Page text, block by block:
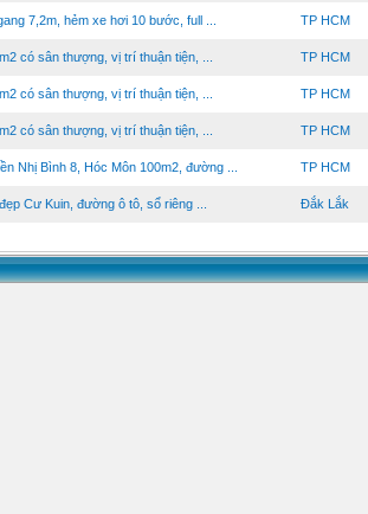
7,2m, hẻm xe hơi 10 bước, full ... TP HCM
có sân thượng, vị trí thuận tiện, ... TP HCM
có sân thượng, vị trí thuận tiện, ... TP HCM
có sân thượng, vị trí thuận tiện, ... TP HCM
Nhị Bình 8, Hóc Môn 100m2, đường ... TP HCM
Cư Kuin, đường ô tô, sổ riêng ... Đắk Lắk